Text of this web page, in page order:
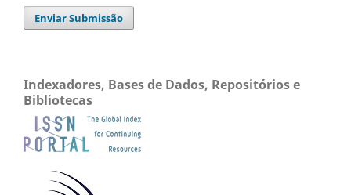
Enviar Submissão
Indexadores, Bases de Dados, Repositórios e
Bibliotecas